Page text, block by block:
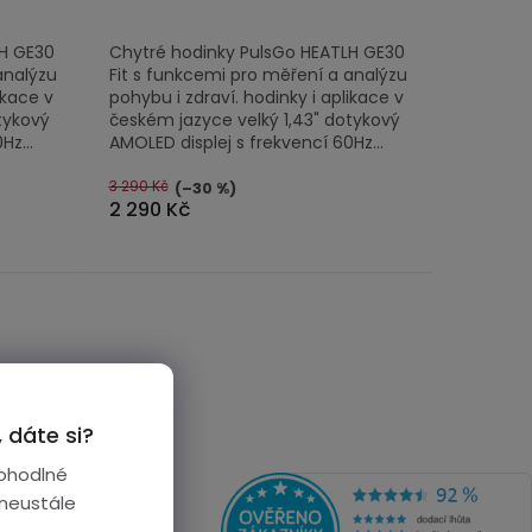
dáte si?
GE30
v
2 290 Kč
3 290 Kč (–30 %)
Chytré hodinky PulsGo HEATLH GE30
Fit s funkcemi pro měření a analýzu
pohybu i zdraví. hodinky i aplikace v
českém jazyce velký 1,43" dotykový
AMOLED displej s frekvencí 60Hz...